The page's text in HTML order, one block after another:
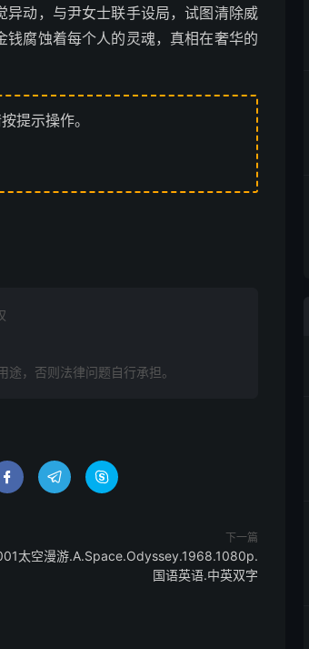
动，与尹女士联手设局，试图清除威
腐蚀着每个人的灵魂，真相在奢华的
提示操作。
，否则法律问题自行承担。
  
下一篇
太空漫游.A.Space.Odyssey.1968.1080p.
国语英语.中英双字